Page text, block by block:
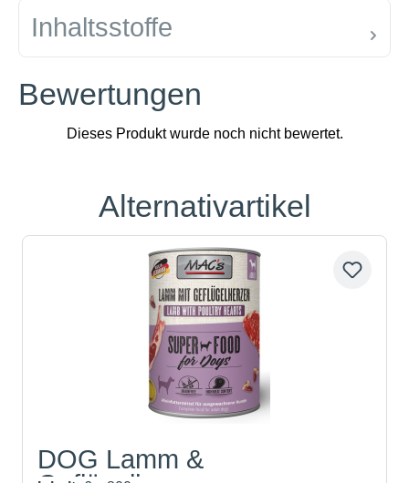
Inhaltsstoffe
Bewertungen
Produktgalerie überspringen
Alternativartikel
DOG Lamm &